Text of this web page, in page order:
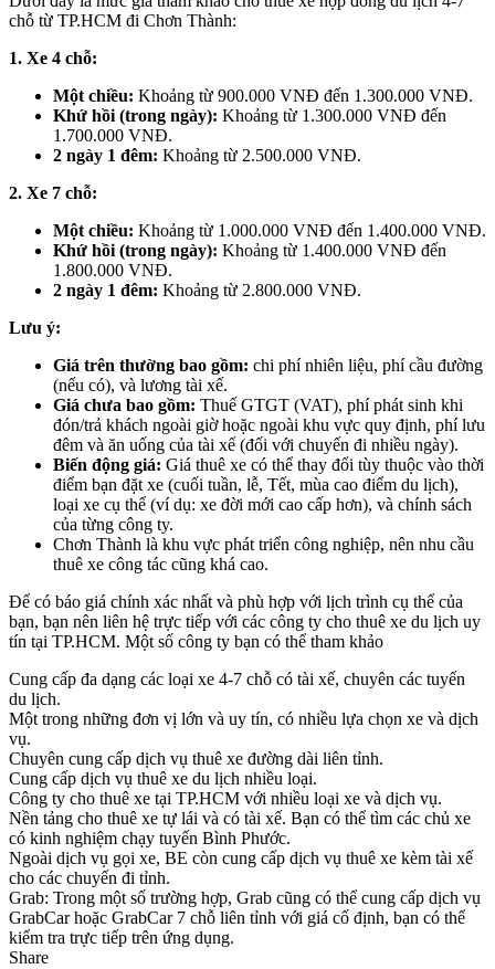
chỗ từ TP.HCM đi Chơn Thành:
1. Xe 4 chỗ:
Một chiều: Khoảng từ 900.000 VNĐ đến 1.300.000 VNĐ.
Khứ hồi (trong ngày): Khoảng từ 1.300.000 VNĐ đến
1.700.000 VNĐ.
2 ngày 1 đêm: Khoảng từ 2.500.000 VNĐ.
2. Xe 7 chỗ:
Một chiều: Khoảng từ 1.000.000 VNĐ đến 1.400.000 VNĐ.
Khứ hồi (trong ngày): Khoảng từ 1.400.000 VNĐ đến
1.800.000 VNĐ.
2 ngày 1 đêm: Khoảng từ 2.800.000 VNĐ.
Lưu ý:
Giá trên thường bao gồm: chi phí nhiên liệu, phí cầu đường
(nếu có), và lương tài xế.
Giá chưa bao gồm: Thuế GTGT (VAT), phí phát sinh khi
đón/trả khách ngoài giờ hoặc ngoài khu vực quy định, phí lưu
đêm và ăn uống của tài xế (đối với chuyến đi nhiều ngày).
Biến động giá: Giá thuê xe có thể thay đổi tùy thuộc vào thời
điểm bạn đặt xe (cuối tuần, lễ, Tết, mùa cao điểm du lịch),
loại xe cụ thể (ví dụ: xe đời mới cao cấp hơn), và chính sách
của từng công ty.
Chơn Thành là khu vực phát triển công nghiệp, nên nhu cầu
thuê xe công tác cũng khá cao.
Để có báo giá chính xác nhất và phù hợp với lịch trình cụ thể của
bạn, bạn nên liên hệ trực tiếp với các công ty cho thuê xe du lịch uy
tín tại TP.HCM. Một số công ty bạn có thể tham khảo
Cung cấp đa dạng các loại xe 4-7 chỗ có tài xế, chuyên các tuyến
du lịch.
Một trong những đơn vị lớn và uy tín, có nhiều lựa chọn xe và dịch
vụ.
Chuyên cung cấp dịch vụ thuê xe đường dài liên tỉnh.
Cung cấp dịch vụ thuê xe du lịch nhiều loại.
Công ty cho thuê xe tại TP.HCM với nhiều loại xe và dịch vụ.
Nền tảng cho thuê xe tự lái và có tài xế. Bạn có thể tìm các chủ xe
có kinh nghiệm chạy tuyến Bình Phước.
Ngoài dịch vụ gọi xe, BE còn cung cấp dịch vụ thuê xe kèm tài xế
cho các chuyến đi tỉnh.
Grab: Trong một số trường hợp, Grab cũng có thể cung cấp dịch vụ
GrabCar hoặc GrabCar 7 chỗ liên tỉnh với giá cố định, bạn có thể
kiểm tra trực tiếp trên ứng dụng.
Share